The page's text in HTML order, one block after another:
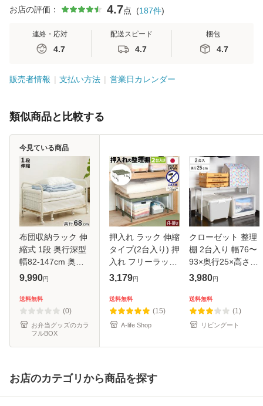
お店の評価： 4.7点 (187件)
連絡・応対
4.7
配送スピード
4.7
梱包
4.7
販売者情報 支払い方法 営業日カレンダー
類似商品と比較する
布団収納ラック 伸
縮式 1段 奥行深型
幅82-147cm 奥行
68cm 床板すのこ
布団 シングル 収納
寝具 ラック 台 ワ
ゴン 収
9,990円
送料無料
(0)
お弁当グッズのカラ
フルBOX
今見ている商品
押入れ ラック 伸縮
タイプ(2台入り) 押
入れ フリーラック
クローゼット 押入
2段 収納 布団 ふと
ん 整理 棚 アイデ
ア
3,179円
送料無料
(15)
A-life Shop
クローゼット 整理
棚 2台入り 幅76〜
93×奥行25×高さ
36・38・40・
伸びるん棚 （ 棚
ラック 収納 押入れ
収納 収納棚 伸縮
3,980円
送料無料
(1)
リビングート
お店のカテゴリから商品を探す